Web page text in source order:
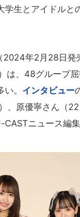
生とアイドルと
年2月28日発
は、48グループ
。 インタビュー
、原優寧さん（
ニュース編